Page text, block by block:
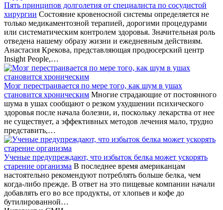
Пять принципов долголетия от специалиста по сосудистой
хирургии Состояние кровеносной системы определяется не
только медикаментозной терапией, дорогими процедурами
или систематическим контролем здоровья. Значительная роль
отведена нашему образу жизни и ежедневным действиям.
Анастасия Крекова, представляющая продюсерский центр
Insight People,…
Мозг перестраивается по мере того, как шум в ушах
становится хроническим Многие страдающие от постоянного
шума в ушах сообщают о резком ухудшении психического
здоровья после начала болезни, и, поскольку лекарства от нее
не существует, а эффективных методов лечения мало, трудно
представить,…
Ученые предупреждают, что избыток белка может ускорять
старение организма В последнее время американцам
настоятельно рекомендуют потреблять больше белка, чем
когда-либо прежде. В ответ на это пищевые компании начали
добавлять его во все продукты, от хлопьев и кофе до
бутилированной…